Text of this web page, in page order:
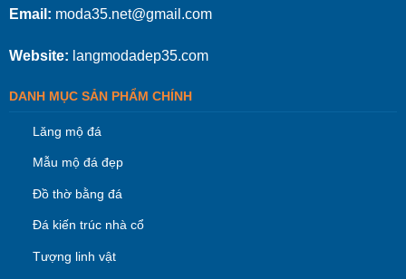
Email: moda35.net@gmail.com
Website: langmodadep35.com
DANH MỤC SẢN PHẨM CHÍNH
Lăng mộ đá
Mẫu mộ đá đẹp
Đồ thờ bằng đá
Đá kiến trúc nhà cổ
Tượng linh vật